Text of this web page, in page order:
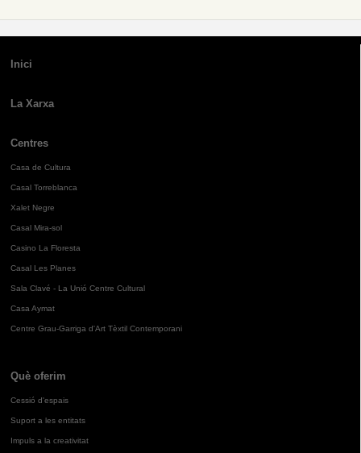
Inici
La Xarxa
Centres
Casa de Cultura
Casal Torreblanca
Xalet Negre
Casal Mira-sol
Casino La Floresta
Casal Les Planes
Sala Clavé - La Unió Centre Cultural
Casa Aymat
Centre Grau-Garriga d'Art Tèxtil Contemporani
Què oferim
Cessió d'espais
Suport a les entitats
Impuls a la creativitat